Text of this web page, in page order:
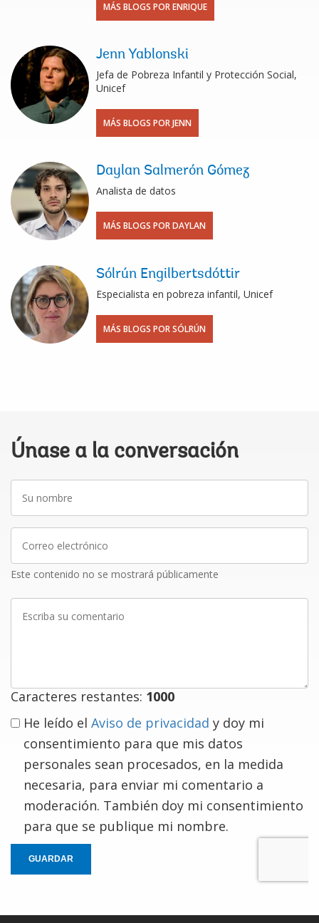
MÁS BLOGS POR ENRIQUE
Jenn Yablonski
Jefa de Pobreza Infantil y Protección Social,
Unicef
MÁS BLOGS POR JENN
Daylan Salmerón Gómez
Analista de datos
MÁS BLOGS POR DAYLAN
Sólrún Engilbertsdóttir
Especialista en pobreza infantil, Unicef
MÁS BLOGS POR SÓLRÚN
Únase a la conversación
nombre
electrónico
Este contenido no se mostrará públicamente
Caracteres restantes: 1000
He leído el Aviso de privacidad y doy mi
consentimiento para que mis datos
personales sean procesados, en la medida
necesaria, para enviar mi comentario a
moderación. También doy mi consentimiento
para que se publique mi nombre.
GUARDAR